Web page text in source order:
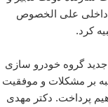
داخلی علی الخصوص
کرد.
جدید گروه خودرو سازی
بر مشکلات و موفقیت
پرداخت. دکتر مهدی